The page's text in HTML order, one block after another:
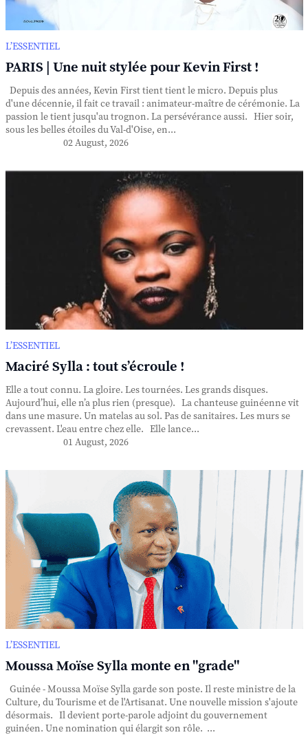
L’ESSENTIEL
PARIS | Une nuit stylée pour Kevin First !
Depuis des années, Kevin First tient tient le micro. Depuis plus
d'une décennie, il fait ce travail : animateur-maître de cérémonie. La
passion le tient jusqu'au trognon. La persévérance aussi. Hier soir,
sous les belles étoiles du Val-d'Oise, en...
02 August, 2026
L’ESSENTIEL
Maciré Sylla : tout s’écroule !
Elle a tout connu. La gloire. Les tournées. Les grands disques.
Aujourd’hui, elle n’a plus rien (presque). La chanteuse guinéenne vit
dans une masure. Un matelas au sol. Pas de sanitaires. Les murs se
crevassent. L'eau entre chez elle. Elle lance...
01 August, 2026
L’ESSENTIEL
Moussa Moïse Sylla monte en "grade"
Guinée - Moussa Moïse Sylla garde son poste. Il reste ministre de la
Culture, du Tourisme et de l'Artisanat. Une nouvelle mission s'ajoute
désormais. Il devient porte-parole adjoint du gouvernement
guinéen. Une nomination qui élargit son rôle. ...